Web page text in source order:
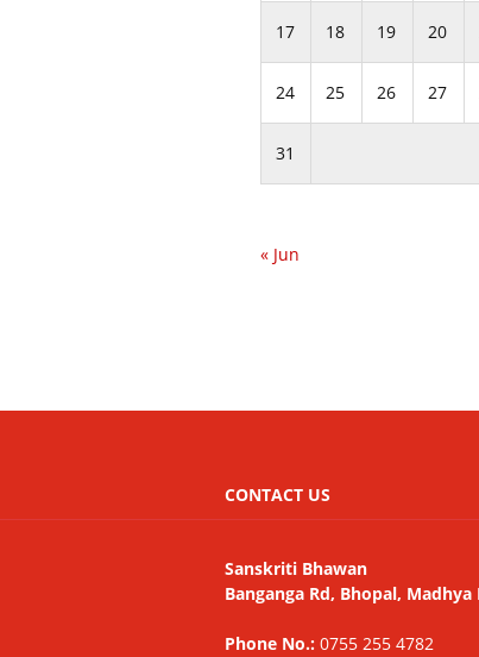
17 18 19 20
24 25 26 27
31
« Jun
CONTACT US
Sanskriti Bhawan
Banganga Rd, Bhopal, Madhya
Phone No.: 0755 255 4782